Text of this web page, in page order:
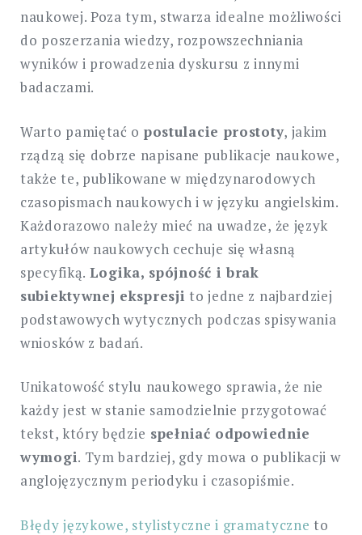
naukowej. Poza tym, stwarza idealne możliwości
do poszerzania wiedzy, rozpowszechniania
wyników i prowadzenia dyskursu z innymi
badaczami.
Warto pamiętać o postulacie prostoty, jakim
rządzą się dobrze napisane publikacje naukowe,
także te, publikowane w międzynarodowych
czasopismach naukowych i w języku angielskim.
Każdorazowo należy mieć na uwadze, że język
artykułów naukowych cechuje się własną
specyfiką. Logika, spójność i brak
subiektywnej ekspresji to jedne z najbardziej
podstawowych wytycznych podczas spisywania
wniosków z badań.
Unikatowość stylu naukowego sprawia, że nie
każdy jest w stanie samodzielnie przygotować
tekst, który będzie spełniać odpowiednie
wymogi. Tym bardziej, gdy mowa o publikacji w
anglojęzycznym periodyku i czasopiśmie.
Błędy językowe, stylistyczne i gramatyczne to